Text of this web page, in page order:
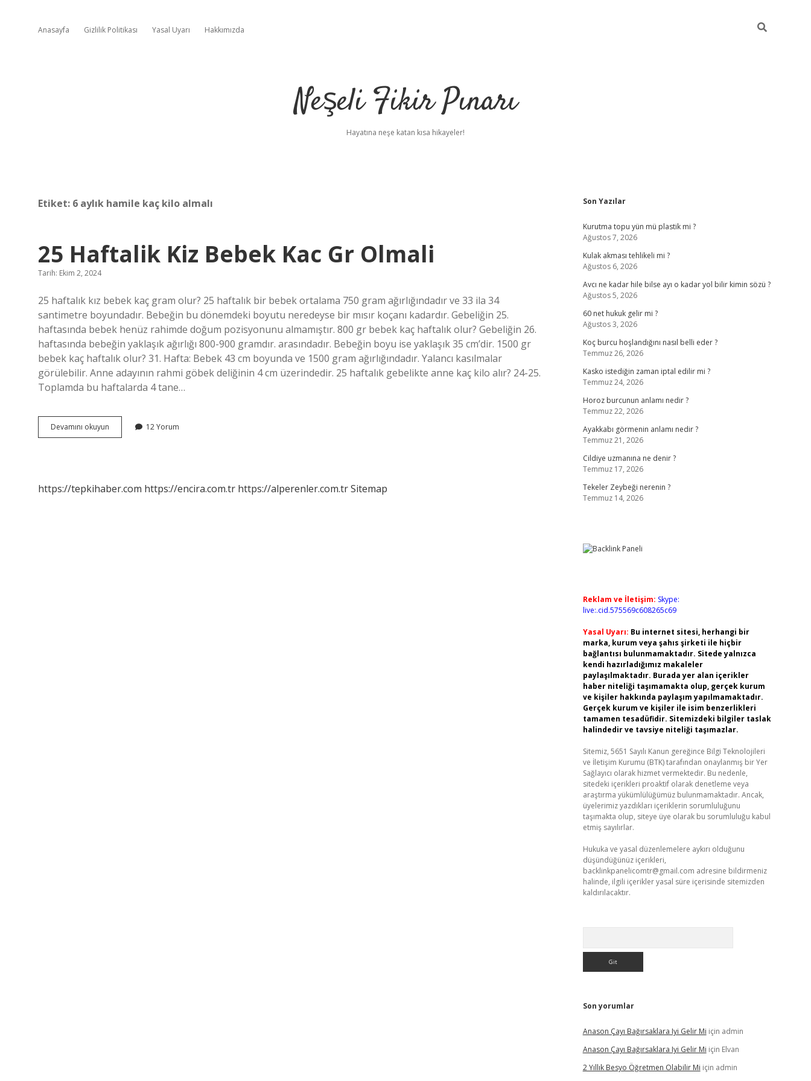
Anasayfa Gizlilik Politikası Yasal Uyarı Hakkımızda
Neşeli Fikir Pınarı
Hayatına neşe katan kısa hikayeler!
Etiket: 6 aylık hamile kaç kilo almalı
25 Haftalik Kiz Bebek Kac Gr Olmali
Tarih: Ekim 2, 2024
25 haftalık kız bebek kaç gram olur? 25 haftalık bir bebek ortalama 750 gram ağırlığındadır ve 33 ila 34
santimetre boyundadır. Bebeğin bu dönemdeki boyutu neredeyse bir mısır koçanı kadardır. Gebeliğin 25.
haftasında bebek henüz rahimde doğum pozisyonunu almamıştır. 800 gr bebek kaç haftalık olur? Gebeliğin 26.
haftasında bebeğin yaklaşık ağırlığı 800-900 gramdır. arasındadır. Bebeğin boyu ise yaklaşık 35 cm’dir. 1500 gr
bebek kaç haftalık olur? 31. Hafta: Bebek 43 cm boyunda ve 1500 gram ağırlığındadır. Yalancı kasılmalar
görülebilir. Anne adayının rahmi göbek deliğinin 4 cm üzerindedir. 25 haftalık gebelikte anne kaç kilo alır? 24-25.
Toplamda bu haftalarda 4 tane…
Devamını okuyun
Haftalik
Olmali
12 Yorum
https://tepkihaber.com https://encira.com.tr https://alperenler.com.trSitemap
Sidebar
Son Yazılar
Kurutma topu yün mü plastik mi ?
Ağustos 7, 2026
Kulak akması tehlikeli mi ?
Ağustos 6, 2026
Avcı ne kadar hile bilse ayı o kadar yol bilir kimin sözü ?
Ağustos 5, 2026
60 net hukuk gelir mi ?
Ağustos 3, 2026
Koç burcu hoşlandığını nasıl belli eder ?
Temmuz 26, 2026
Kasko istediğin zaman iptal edilir mi ?
Temmuz 24, 2026
Horoz burcunun anlamı nedir ?
Temmuz 22, 2026
Ayakkabı görmenin anlamı nedir ?
Temmuz 21, 2026
Cildiye uzmanına ne denir ?
Temmuz 17, 2026
Tekeler Zeybeği nerenin ?
Temmuz 14, 2026
Reklam ve İletişim: Skype:
live:.cid.575569c608265c69
Yasal Uyarı: Bu internet sitesi, herhangi bir
marka, kurum veya şahıs şirketi ile hiçbir
bağlantısı bulunmamaktadır. Sitede yalnızca
kendi hazırladığımız makaleler
paylaşılmaktadır. Burada yer alan içerikler
haber niteliği taşımamakta olup, gerçek kurum
ve kişiler hakkında paylaşım yapılmamaktadır.
Gerçek kurum ve kişiler ile isim benzerlikleri
tamamen tesadüfidir. Sitemizdeki bilgiler taslak
halindedir ve tavsiye niteliği taşımazlar.
Sitemiz, 5651 Sayılı Kanun gereğince Bilgi Teknolojileri
ve İletişim Kurumu (BTK) tarafından onaylanmış bir Yer
Sağlayıcı olarak hizmet vermektedir. Bu nedenle,
sitedeki içerikleri proaktif olarak denetleme veya
araştırma yükümlülüğümüz bulunmamaktadır. Ancak,
üyelerimiz yazdıkları içeriklerin sorumluluğunu
taşımakta olup, siteye üye olarak bu sorumluluğu kabul
etmiş sayılırlar.
Hukuka ve yasal düzenlemelere aykırı olduğunu
düşündüğünüz içerikleri,
backlinkpanelicomtr@gmail.com adresine bildirmeniz
halinde, ilgili içerikler yasal süre içerisinde sitemizden
kaldırılacaktır.
Son yorumlar
Anason Çayı Bağırsaklara Iyi Gelir Mi için admin
Anason Çayı Bağırsaklara Iyi Gelir Mi için Elvan
2 Yıllık Besyo Öğretmen Olabilir Mi için admin